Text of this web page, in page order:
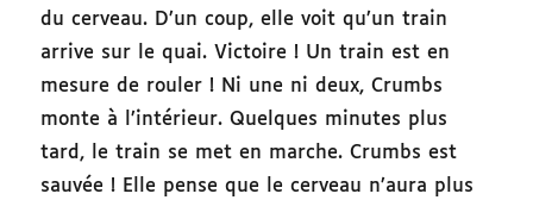
du cerveau. D’un coup, elle voit qu’un train
arrive sur le quai. Victoire ! Un train est en
mesure de rouler ! Ni une ni deux, Crumbs
monte à l’intérieur. Quelques minutes plus
tard, le train se met en marche. Crumbs est
sauvée ! Elle pense que le cerveau n’aura plus